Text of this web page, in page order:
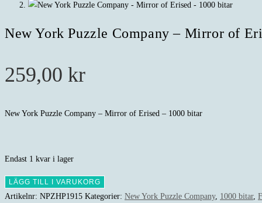
New York Puzzle Company – Mirror of
259,00 kr
New York Puzzle Company – Mirror of Erised – 1000 bitar
Endast 1 kvar i lager
New
York
LÄGG TILL I VARUKORG
Artikelnr: NPZHP1915 Kategorier: New York Puzzle Company, 1000 bitar,